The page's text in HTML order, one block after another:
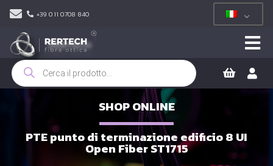
+39 011 0708 840
Ricerca
prodotti
SHOP ONLINE
PTE punto di terminazione edificio 8 UI
Open Fiber ST1715